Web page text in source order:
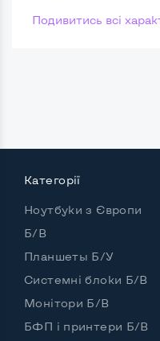
Подивитись всі
Категорії
Ноутбуки з Європи
Б/В
Планшеты Б/У
Системні блоки Б/В
Монітори Б/В
БФП і принтери Б/В